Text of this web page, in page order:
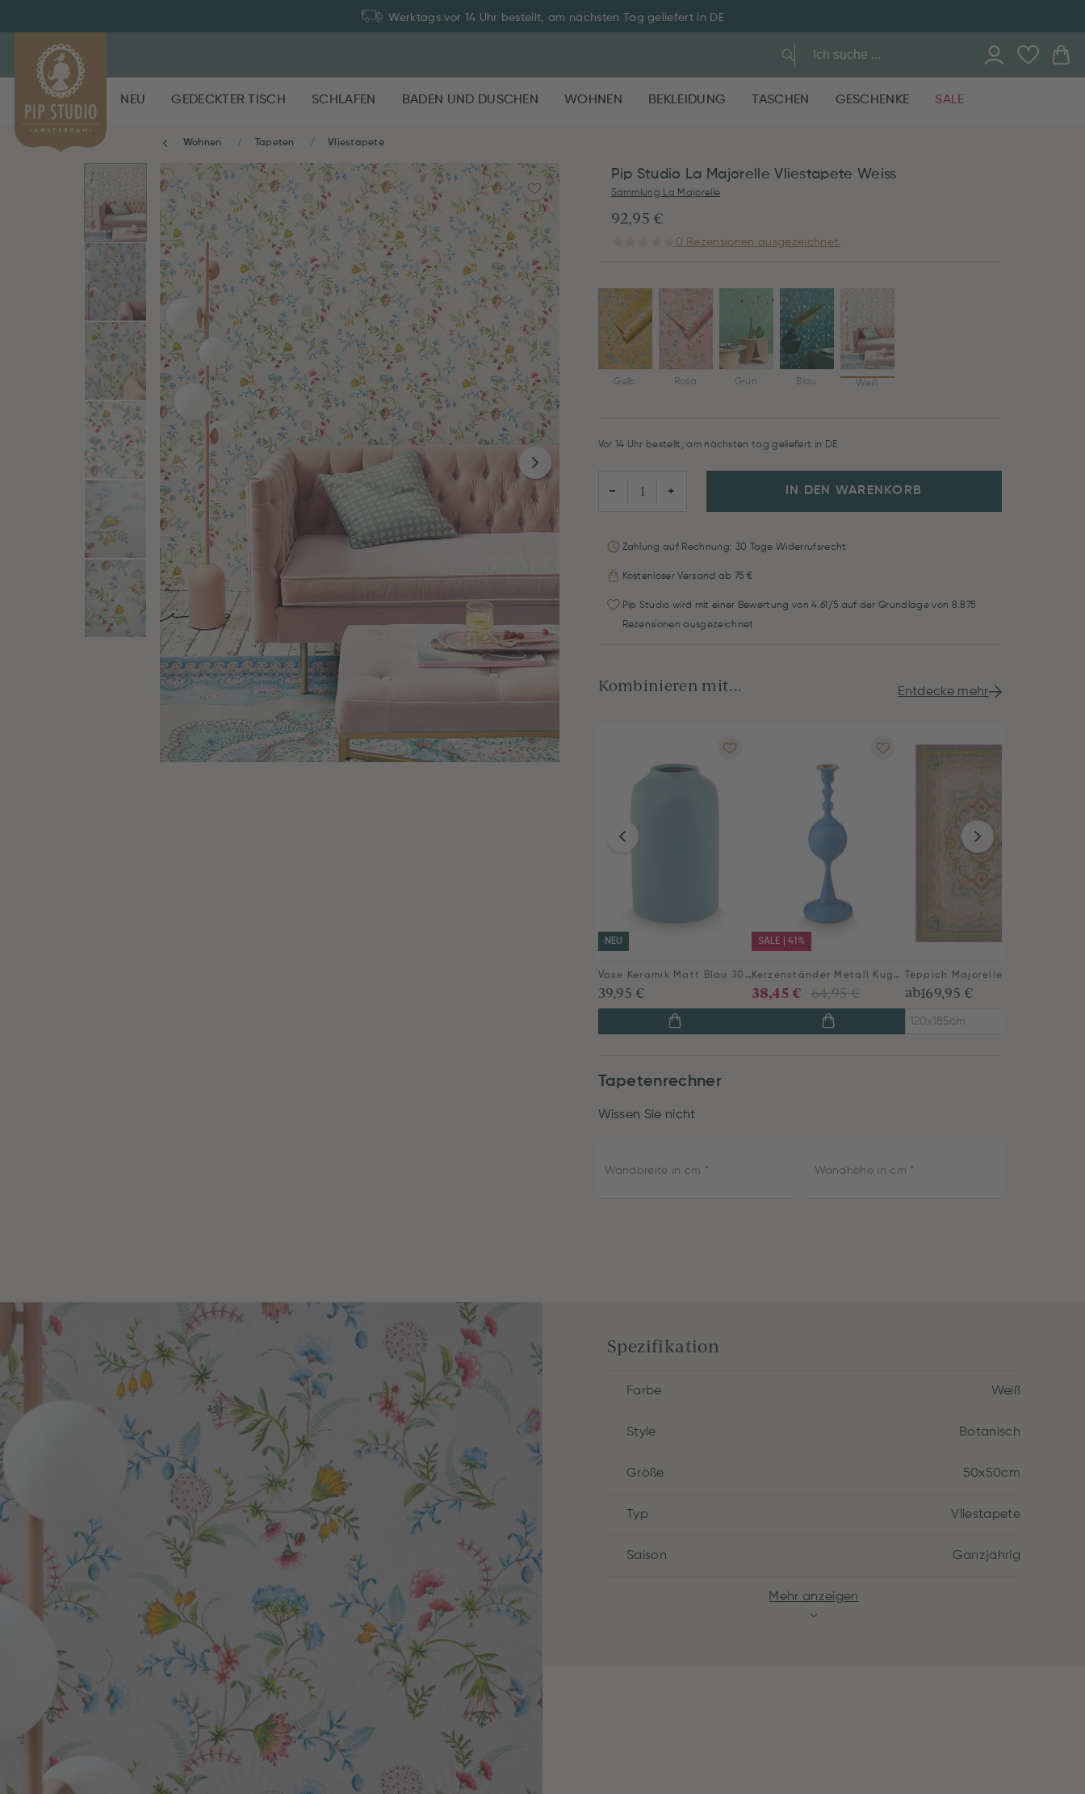
Zahlung auf Rechnung: 30 Tage Rückgaberecht
NEU GEDECKTER TISCH SCHLAFEN BADEN UND DUSCHEN WOHNEN BEKLEIDUNG TASCHEN GESCHENKE SALE
Wohnen Tapeten Vliestapete
Pip Studio La Majorelle Vliestapete Weiss
Sammlung La Majorelle
92,95 €
0 Rezensionen ausgezeichnet.
Gelb Rosa Grün Blau Weiß
Vor 14 Uhr bestellt, am nächsten tag geliefert in DE
− + IN DEN WARENKORB
Zahlung auf Rechnung: 30 Tage Widerrufsrecht
Kostenloser Versand ab 75 €
Pip Studio wird mit einer Bewertung von 4.61/5 auf der Grundlage von 8.875
Rezensionen ausgezeichnet
Kombinieren mit... Entdecke mehr
NEU
Vase Keramik Matt Blau 30cm
39,95 €
SALE | 41%
Kerzenständer Metall Kugel Matt Hellblau 37cm
64,95 €
38,45 € ab169,95 €
120x185cm
Tapetenrechner
Wissen Sie nicht
Wandbreite in cm Wandhöhe in cm
Spezifikation
Farbe Weiß
Style Botanisch
Größe 50x50cm
Typ Vliestapete
Saison Ganzjährig
Mehr anzeigen